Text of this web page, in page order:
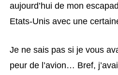
aujourd’hui de mon
Etats-Unis avec une
Je ne sais pas si je vous
peur de l’avion… Bref,